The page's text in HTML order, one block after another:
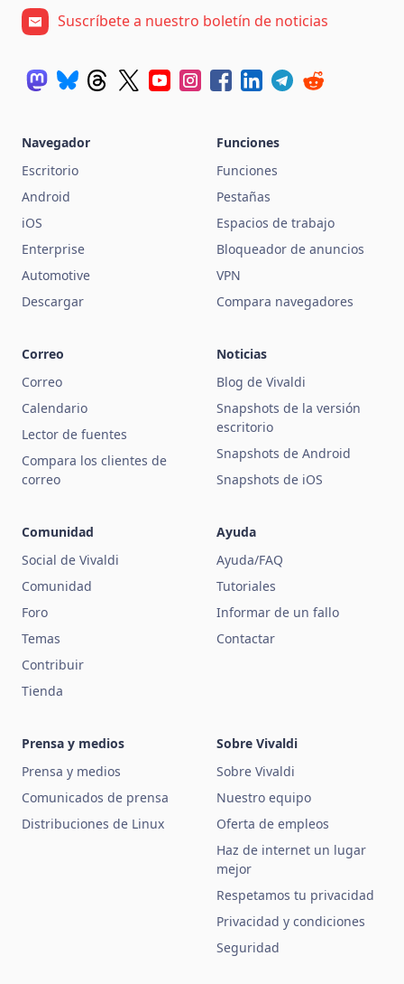
Suscríbete a nuestro boletín de noticias
Navegador
Escritorio
Android
iOS
Enterprise
Automotive
Descargar
Funciones
Funciones
Pestañas
Espacios de trabajo
Bloqueador de anuncios
VPN
Compara navegadores
Correo
Correo
Calendario
Lector de fuentes
Compara los clientes de
correo
Noticias
Blog de Vivaldi
Snapshots de la versión
escritorio
Snapshots de Android
Snapshots de iOS
Comunidad
Social de Vivaldi
Comunidad
Foro
Temas
Contribuir
Tienda
Ayuda
Ayuda/FAQ
Tutoriales
Informar de un fallo
Contactar
Prensa y medios
Prensa y medios
Comunicados de prensa
Distribuciones de Linux
Sobre Vivaldi
Sobre Vivaldi
Nuestro equipo
Oferta de empleos
Haz de internet un lugar
mejor
Respetamos tu privacidad
Privacidad y condiciones
Seguridad